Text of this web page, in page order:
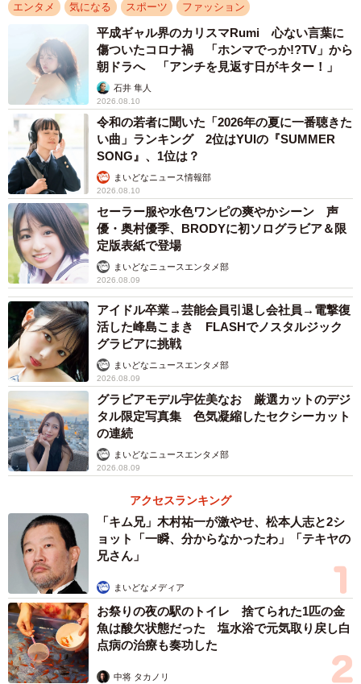
エンタメ 気になる スポーツ ファッション
平成ギャル界のカリスマRumi 心ない言葉に
傷ついたコロナ禍 「ホンマでっか!?TV」から
朝ドラへ 「アンチを見返す日がキター！」
石井 隼人
2026.08.10
令和の若者に聞いた「2026年の夏に一番聴きた
い曲」ランキング 2位はYUIの『SUMMER
SONG』、1位は？
まいどなニュース情報部
2026.08.10
セーラー服や水色ワンピの爽やかシーン 声
優・奥村優季、BRODYに初ソログラビア＆限
定版表紙で登場
まいどなニュースエンタメ部
2026.08.09
アイドル卒業→芸能会員引退し会社員→電撃復
活した峰島こまき FLASHでノスタルジック
グラビアに挑戦
まいどなニュースエンタメ部
2026.08.09
グラビアモデル宇佐美なお 厳選カットのデジ
タル限定写真集 色気凝縮したセクシーカット
の連続
まいどなニュースエンタメ部
2026.08.09
アクセスランキング
「キム兄」木村祐一が激やせ、松本人志と2シ
ョット「一瞬、分からなかったわ」「テキヤの
兄さん」
まいどなメディア
お祭りの夜の駅のトイレ 捨てられた1匹の金
魚は酸欠状態だった 塩水浴で元気取り戻し白
点病の治療も奏功した
中将 タカノリ